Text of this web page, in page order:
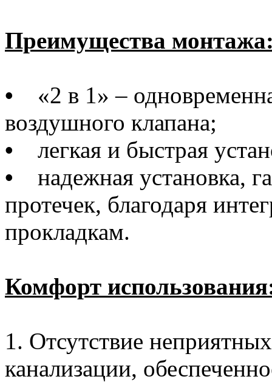
Преимущества
• «2 в 1» –
воздушного клапана;
• легкая и быстрая
• надежная установка,
протечек, благодаря
прокладкам.
Комфорт
1. Отсутствие
канализации,